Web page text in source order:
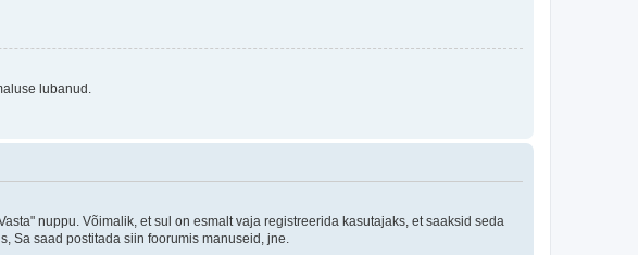
lubanud.
nuppu. Võimalik, et sul on esmalt vaja registreerida kasutajaks, et saaksid seda
Sa saad postitada siin foorumis manuseid, jne.